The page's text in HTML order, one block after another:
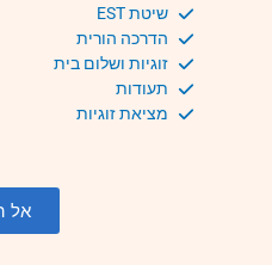
שיטת EST
הדרכה הורית
זוגיות ושלום בית
תעודות
מציאת זוגיות
אל